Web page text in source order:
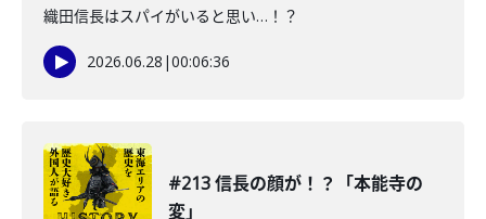
織田信長はスパイがいると思い…！？
2026.06.28 |00:06:36
#213 信長の顔が！？「本能寺の
変」